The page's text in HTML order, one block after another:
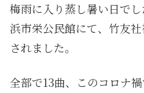
梅雨に入り蒸し暑い日で
浜市栄公民館にて、竹友
されました。
全部で13曲、このコロナ